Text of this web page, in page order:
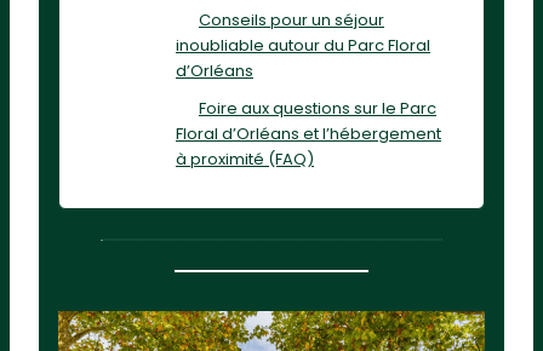
Conseils pour un séjour
inoubliable autour du Parc Floral
d’Orléans
Foire aux questions sur le Parc
Floral d’Orléans et l’hébergement
à proximité (FAQ)